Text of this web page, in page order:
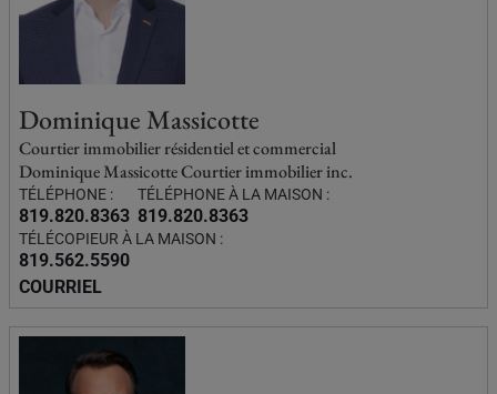
Dominique Massicotte
Courtier immobilier résidentiel et commercial
Dominique Massicotte Courtier immobilier inc.
TÉLÉPHONE :
819.820.8363
TÉLÉPHONE À LA MAISON :
819.820.8363
TÉLÉCOPIEUR À LA MAISON :
819.562.5590
COURRIEL